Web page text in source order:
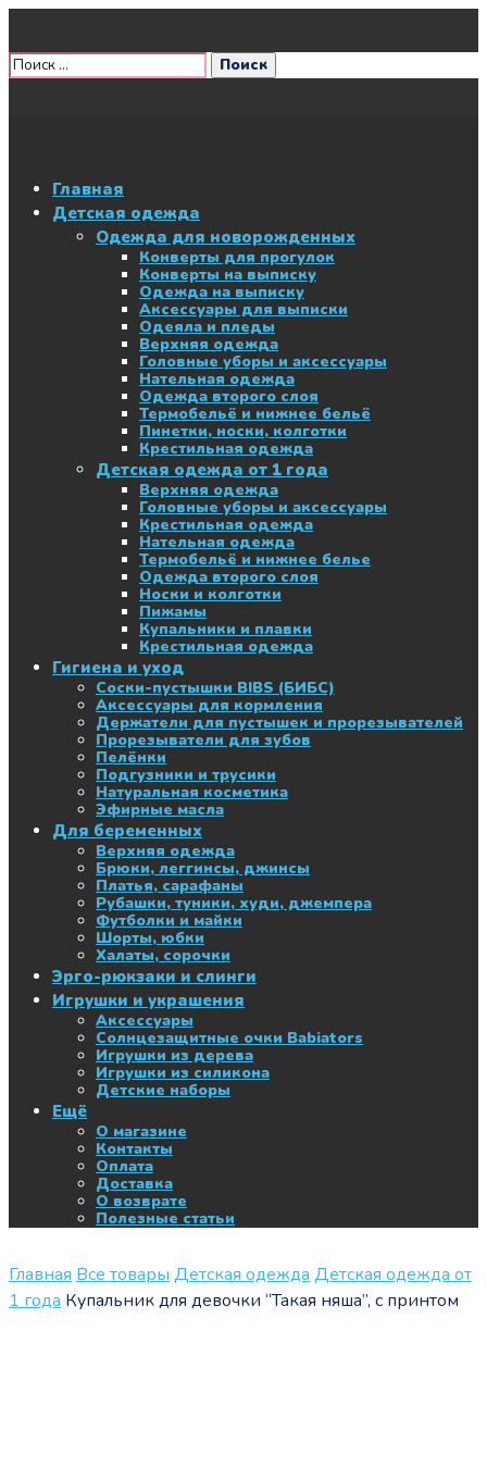
Главная
Детская одежда
Одежда для новорожденных
Конверты для прогулок
Конверты на выписку
Одежда на выписку
Аксессуары для выписки
Одеяла и пледы
Верхняя одежда
Головные уборы и аксессуары
Нательная одежда
Одежда второго слоя
Термобельё и нижнее бельё
Пинетки, носки, колготки
Крестильная одежда
Детская одежда от 1 года
Верхняя одежда
Головные уборы и аксессуары
Крестильная одежда
Нательная одежда
Термобельё и нижнее белье
Одежда второго слоя
Носки и колготки
Пижамы
Купальники и плавки
Крестильная одежда
Гигиена и уход
Соски-пустышки BIBS (БИБС)
Аксессуары для кормления
Держатели для пустышек и прорезывателей
Прорезыватели для зубов
Пелёнки
Подгузники и трусики
Натуральная косметика
Эфирные масла
Для беременных
Верхняя одежда
Брюки, леггинсы, джинсы
Платья, сарафаны
Рубашки, туники, худи, джемпера
Футболки и майки
Шорты, юбки
Халаты, сорочки
Эрго-рюкзаки и слинги
Игрушки и украшения
Аксессуары
Солнцезащитные очки Babiators
Игрушки из дерева
Игрушки из силикона
Детские наборы
Ещё
О магазине
Контакты
Оплата
Доставка
О возврате
Полезные статьи
Главная Все товары Детская одежда Детская одежда от
1 года Купальник для девочки “Такая няша”, с принтом